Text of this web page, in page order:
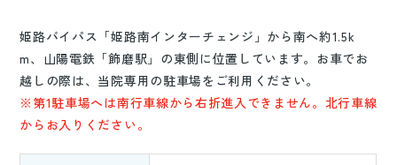
姫路バイパス「姫路南インターチェンジ」から南へ約1.5k
m、山陽電鉄「飾磨駅」の東側に位置しています。お車でお
越しの際は、当院専用の駐車場をご利用ください。
※第1駐車場へは南行車線から右折進入できません。北行車線
からお入りください。